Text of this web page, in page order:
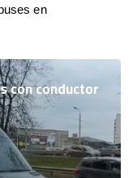
en
con conductor